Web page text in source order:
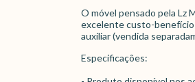
O móvel pensado pela Lz
excelente custo-benefício:
auxiliar (vendida
Especificações: